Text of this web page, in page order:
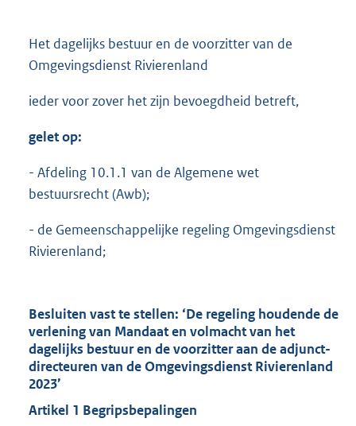
Het dagelijks bestuur en de voorzitter van de
Omgevingsdienst Rivierenland
ieder voor zover het zijn bevoegdheid betreft,
gelet op:
- Afdeling 10.1.1 van de Algemene wet
bestuursrecht (Awb);
- de Gemeenschappelijke regeling Omgevingsdienst
Rivierenland;
Besluiten vast te stellen: ‘De regeling houdende de
verlening van Mandaat en volmacht van het
dagelijks bestuur en de voorzitter aan de adjunct-
directeuren van de Omgevingsdienst Rivierenland
2023’
Artikel 1 Begripsbepalingen